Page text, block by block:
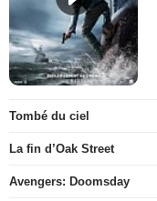
Tombé du ciel
La fin d’Oak Street
Avengers: Doomsday